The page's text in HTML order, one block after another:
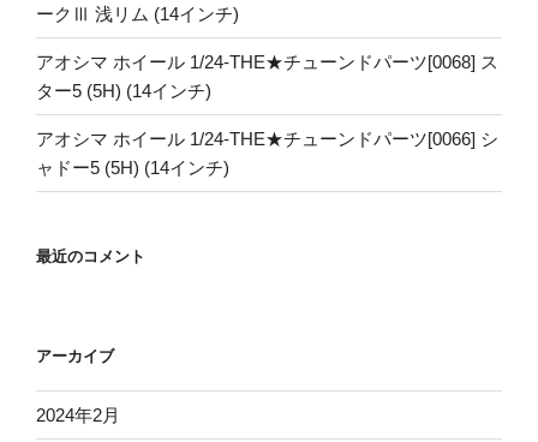
ークⅢ 浅リム (14インチ)
アオシマ ホイール 1/24-THE★チューンドパーツ[0068] ス
ター5 (5H) (14インチ)
アオシマ ホイール 1/24-THE★チューンドパーツ[0066] シ
ャドー5 (5H) (14インチ)
最近のコメント
アーカイブ
2024年2月